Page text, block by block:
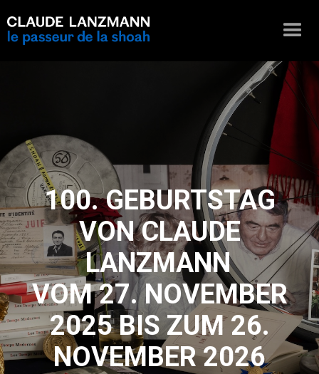
100. GEBURTSTAG
VON CLAUDE
LANZMANN
VOM 27. NOVEMBER
2025 BIS ZUM 26.
NOVEMBER 2026